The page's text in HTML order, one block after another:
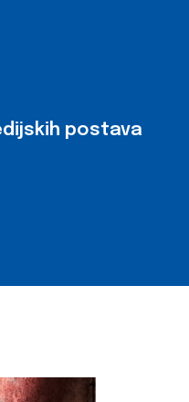
postava